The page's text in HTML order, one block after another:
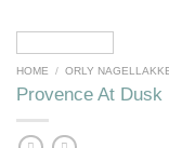
HOME / ORLY
Provence At Dusk